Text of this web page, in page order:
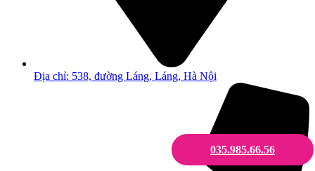
035.985.66.56
Địa chỉ: 538, đường Láng, Láng, Hà Nội